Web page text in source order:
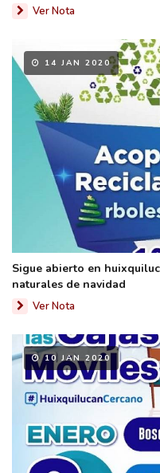
Ver Nota
14 JAN 2020
Sigue abierto en
naturales de navidad
Ver Nota
10 JAN 2020